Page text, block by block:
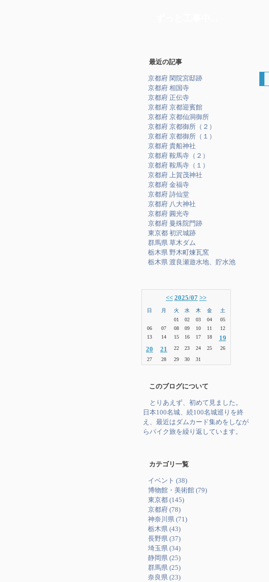
最近の記事
京都府 閑院宮邸跡
京都府 相国寺
京都府 正伝寺
京都府 京都迎賓館
京都府 京都仙洞御所
京都府 京都御所（２）
京都府 京都御所（１）
京都府 貴船神社
京都府 鞍馬寺（２）
京都府 鞍馬寺（１）
京都府 上賀茂神社
京都府 金福寺
京都府 詩仙堂
京都府 八大神社
京都府 圓光寺
京都府 曼殊院門跡
東京都 初沢城跡
群馬県 草木ダム
栃木県 野木町煉瓦窯
栃木県 渡良瀬遊水地、貯水池
<< 2025/07 >>
日 月 火 水 木 金
土
01
02 03 04
05
06
07 08 09 10 11
12
13
14 15 16 17 18
19
20
21 22 23 24 25
26
27
28 29 30 31
このブログについて
とりあえず、初めて見ました。
日本100名城、続100名城巡りを終
え、最近はダムカード集めをしなが
らバイク旅を繰り返しています。
カテゴリ一覧
イベント (38)
博物館・美術館 (79)
東京都 (145)
京都府 (78)
神奈川県 (71)
栃木県 (43)
長野県 (37)
埼玉県 (34)
静岡県 (25)
群馬県 (25)
奈良県 (23)